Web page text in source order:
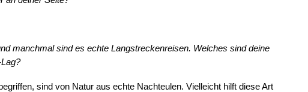
manchmal sind es echte Langstreckenreisen. Welches sind deine
sind von Natur aus echte Nachteulen. Vielleicht hilft diese Art